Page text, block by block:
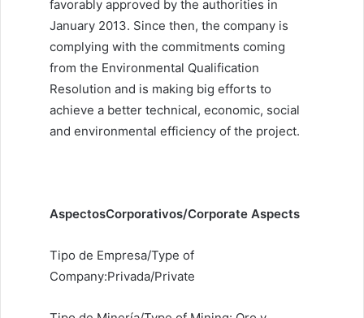
favorably approved by the authorities in
January 2013. Since then, the company is
complying with the commitments coming
from the Environmental Qualification
Resolution and is making big efforts to
achieve a better technical, economic, social
and environmental efficiency of the project.
AspectosCorporativos/Corporate Aspects
Tipo de Empresa/Type of
Company:Privada/Private